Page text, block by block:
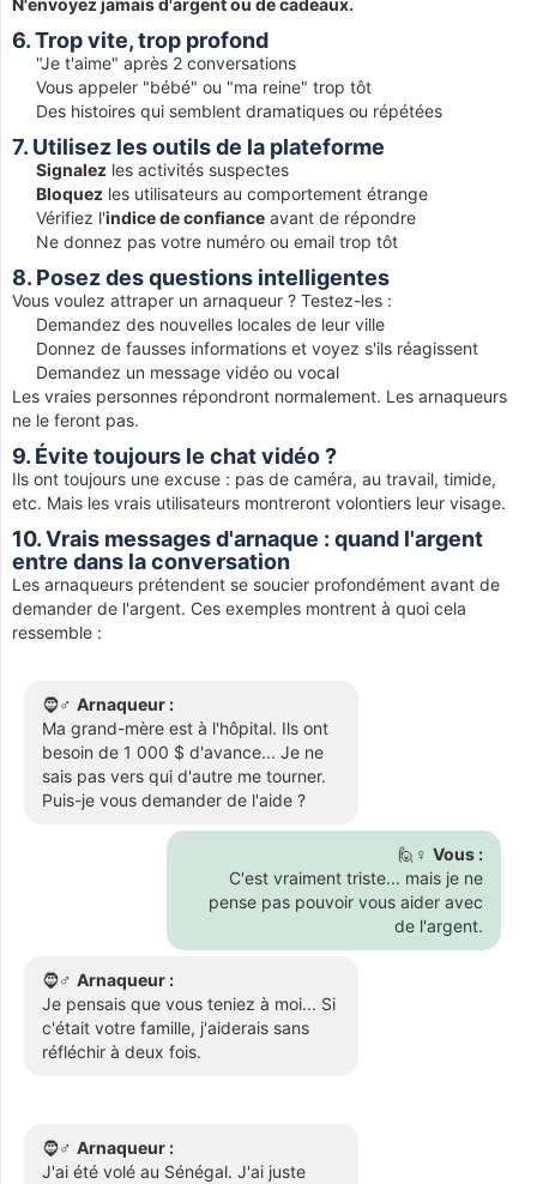
N'envoyez jamais d'argent ou de cadeaux.
6. Trop vite, trop profond
"Je t'aime" après 2 conversations
Vous appeler "bébé" ou "ma reine" trop tôt
Des histoires qui semblent dramatiques ou répétées
7. Utilisez les outils de la plateforme
Signalez les activités suspectes
Bloquez les utilisateurs au comportement étrange
Vérifiez l'indice de confiance avant de répondre
Ne donnez pas votre numéro ou email trop tôt
8. Posez des questions intelligentes
Vous voulez attraper un arnaqueur ? Testez-les :
Demandez des nouvelles locales de leur ville
Donnez de fausses informations et voyez s'ils réagissent
Demandez un message vidéo ou vocal
Les vraies personnes répondront normalement. Les arnaqueurs
ne le feront pas.
9. Évite toujours le chat vidéo ?
Ils ont toujours une excuse : pas de caméra, au travail, timide,
etc. Mais les vrais utilisateurs montreront volontiers leur visage.
10. Vrais messages d'arnaque : quand l'argent
entre dans la conversation
Les arnaqueurs prétendent se soucier profondément avant de
demander de l'argent. Ces exemples montrent à quoi cela
ressemble :
🧔♂️ Arnaqueur :
Ma grand-mère est à l'hôpital. Ils ont
besoin de 1 000 $ d'avance... Je ne
sais pas vers qui d'autre me tourner.
Puis-je vous demander de l'aide ?
🙋♀️ Vous :
C'est vraiment triste... mais je ne
pense pas pouvoir vous aider avec
de l'argent.
🧔♂️ Arnaqueur :
Je pensais que vous teniez à moi... Si
c'était votre famille, j'aiderais sans
réfléchir à deux fois.
🧔♂️ Arnaqueur :
J'ai été volé au Sénégal. J'ai juste